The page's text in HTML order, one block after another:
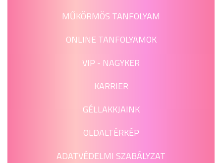
MŰKÖRMÖS TANFOLYAM
ONLINE TANFOLYAMOK
VIP - NAGYKER
KARRIER
GÉLLAKKJAINK
OLDALTÉRKÉP
ADATVÉDELMI SZABÁLYZAT